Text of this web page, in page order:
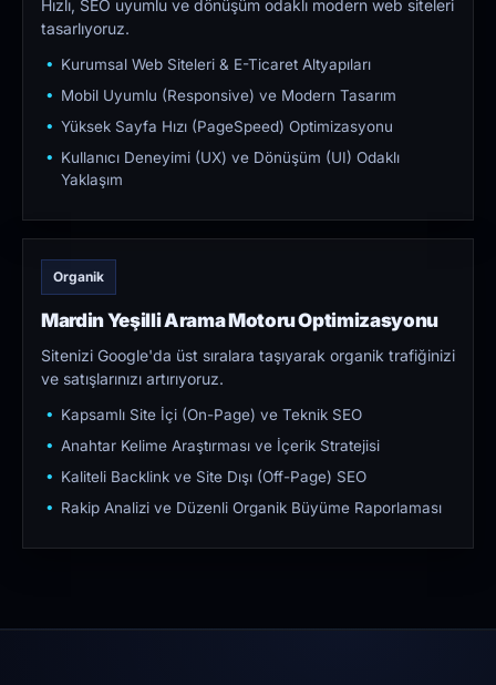
Hızlı, SEO uyumlu ve dönüşüm odaklı modern web siteleri
tasarlıyoruz.
Kurumsal Web Siteleri & E-Ticaret Altyapıları
Mobil Uyumlu (Responsive) ve Modern Tasarım
Yüksek Sayfa Hızı (PageSpeed) Optimizasyonu
Kullanıcı Deneyimi (UX) ve Dönüşüm (UI) Odaklı
Yaklaşım
Organik
Mardin Yeşilli Arama Motoru Optimizasyonu
Sitenizi Google'da üst sıralara taşıyarak organik trafiğinizi
ve satışlarınızı artırıyoruz.
Kapsamlı Site İçi (On-Page) ve Teknik SEO
Anahtar Kelime Araştırması ve İçerik Stratejisi
Kaliteli Backlink ve Site Dışı (Off-Page) SEO
Rakip Analizi ve Düzenli Organik Büyüme Raporlaması